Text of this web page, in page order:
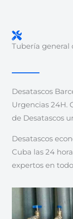
Tubería general
Desatascos
Urgencias 24H.
de Desatascos
Desatascos
Cuba las 24
expertos en